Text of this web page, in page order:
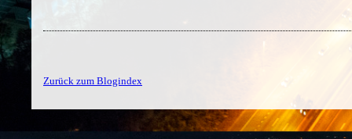
Zurück zum Blogindex